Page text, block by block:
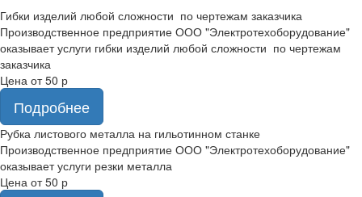
Гибки изделий любой сложности по чертежам заказчика
Производственное предприятие ООО "Электротехоборудование"
оказывает услуги гибки изделий любой сложности по чертежам
заказчика
Цена от 50 р
Подробнее
Рубка листового металла на гильотинном станке
Производственное предприятие ООО "Электротехоборудование"
оказывает услуги резки металла
Цена от 50 р